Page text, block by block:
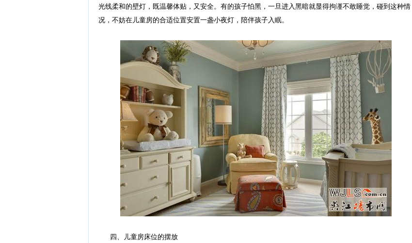
光线柔和的壁灯，既温馨体贴，又安全。有的孩子怕黑，一旦进入黑暗就显得拘谨不敢睡觉，碰到这种情
况，不妨在儿童房的合适位置安置一盏小夜灯，陪伴孩子入眠。
四、儿童房床位的摆放